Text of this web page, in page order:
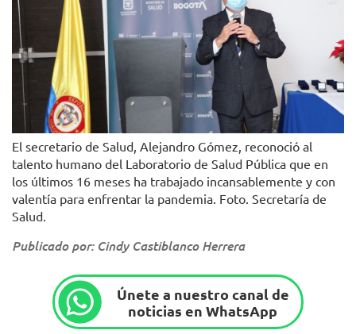
El secretario de Salud, Alejandro Gómez, reconoció al
talento humano del Laboratorio de Salud Pública que en
los últimos 16 meses ha trabajado incansablemente y con
valentía para enfrentar la pandemia. Foto. Secretaría de
Salud.
Publicado por: Cindy Castiblanco Herrera
Únete a nuestro canal de
noticias en WhatsApp